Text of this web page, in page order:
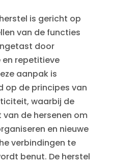
is gericht op
van de functies
door
en repetitieve
aanpak is
op de principes van
waarbij de
de hersenen om
en nieuwe
verbindingen te
benut. De herstel